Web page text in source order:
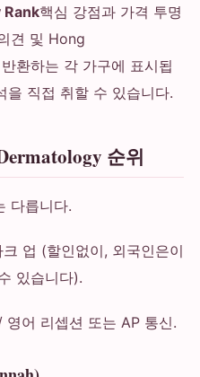
Rank핵심 강점과 가격 투명
견 및 Hong
환하는 각 가구에 표시됩
을 직접 취할 수 있습니다.
순위
다릅니다.
업 (할인없이, 외국인은이
있습니다).
어 리셉션 또는 AP 통신.